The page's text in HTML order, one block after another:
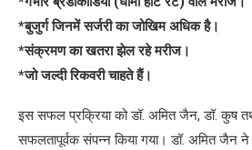
*बुजुर्ग जिनमें सर्जरी का जोखिम अधिक है।
*संक्रमण का खतरा झेल रहे मरीज।
*जो जल्दी रिकवरी चाहते हैं।
इस सफल प्रक्रिया को डॉ. अमित जैन, डॉ. कुष
सफलतापूर्वक संपन्न किया गया। डॉ. अमित जैन ने